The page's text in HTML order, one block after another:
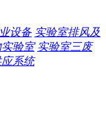
设备 实验室排风及
验室 实验室三废
系统